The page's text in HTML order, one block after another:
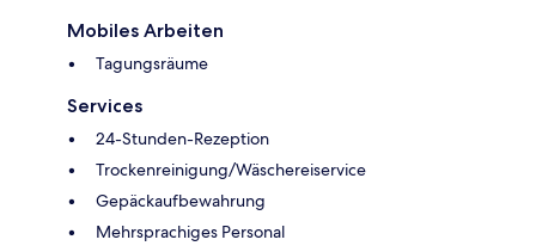
Mobiles Arbeiten
Tagungsräume
Services
24-Stunden-Rezeption
Trockenreinigung/Wäschereiservice
Gepäckaufbewahrung
Mehrsprachiges Personal